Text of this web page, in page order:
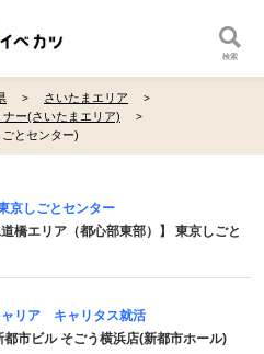
検索
さいたまエリア
ー(さいたまエリア)
とセンター)
京しごとセンター
橋エリア（都心部東部）】 東京しごと
ャリア キャリタス就活
都市ビル そごう横浜店(新都市ホール)